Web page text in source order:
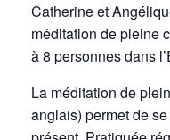
Catherine et
méditation de pleine
à 8 personnes dans
La méditation de
anglais) permet de